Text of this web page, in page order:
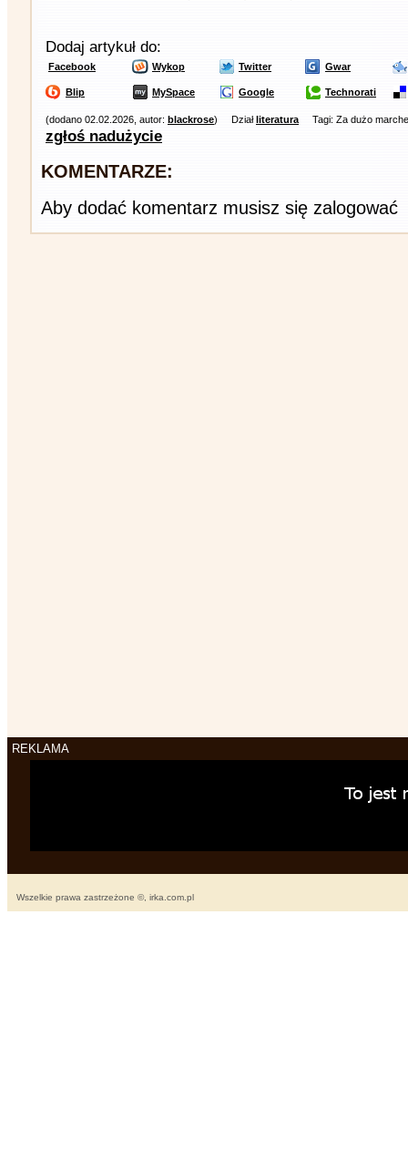
Dodaj artykuł do:
Facebook Wykop Twitter Gwar
Blip MySpace Google Technorati
(dodano 02.02.2026, autor: blackrose) Działliteratura Tagi: Za dużo
zgłoś nadużycie
KOMENTARZE:
Aby dodać komentarz musisz się zalogować
REKLAMA
Wszelkie prawa zastrzeżone ©, irka.com.pl